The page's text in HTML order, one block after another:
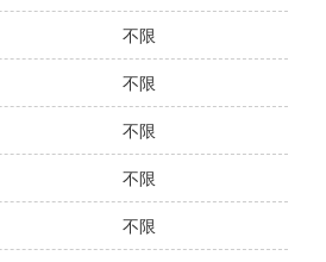
不限
不限
不限
不限
不限